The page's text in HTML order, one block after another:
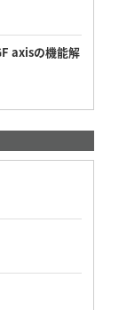
axisの機能解